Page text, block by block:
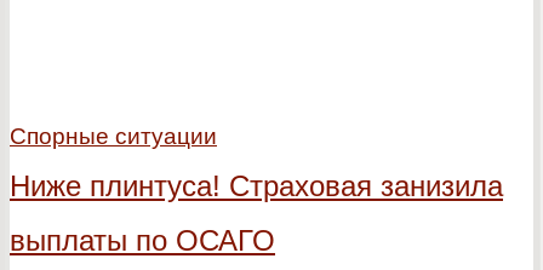
Спорные ситуации
Ниже плинтуса! Страховая занизила
выплаты по ОСАГО